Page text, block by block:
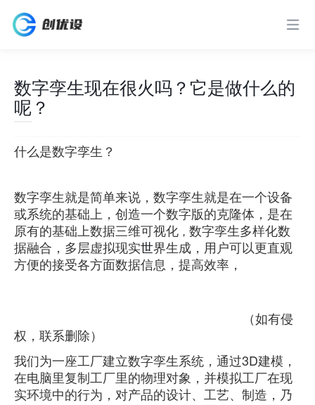
数字孪生现在很火吗？它是做什么的
呢？
什么是数字孪生？
数字孪生就是简单来说，数字孪生就是在一个设备
或系统的基础上，创造一个数字版的克隆体，是在
原有的基础上数据三维可视化 ， 数字孪生多样化数
据融合，多层虚拟现实世界生成，用户可以更直观
方便的接受各方面数据信息，提高效率，
（如有侵
权，联系删除）
我们为一座工厂建立数字孪生系统，通过3D建模，
在电脑里复制工厂里的物理对象，并模拟工厂在现
实环境中的行为，对产品的设计、工艺、制造，乃